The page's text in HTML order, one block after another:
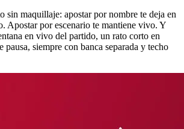
sin maquillaje: apostar por nombre te deja en
Apostar por escenario te mantiene vivo. Y
en vivo del partido, un rato corto en
pausa, siempre con banca separada y techo